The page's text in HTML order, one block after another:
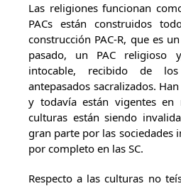
Las religiones funcionan
PACs están construidos
construcción PAC-R, que es
pasado, un PAC religioso
intocable, recibido de
antepasados sacralizados.
y todavía están vigentes en
culturas están siendo
gran parte por las sociedades
por completo en las SC.
Respecto a las culturas no